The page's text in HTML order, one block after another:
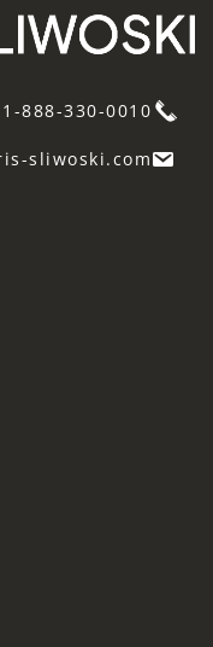
1-888-330-0010
sliwoski.com